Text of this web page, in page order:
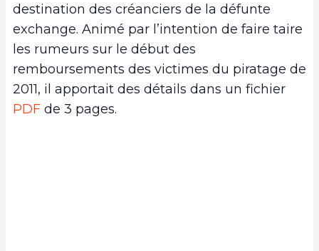
destination des créanciers de la défunte
exchange. Animé par l’intention de faire taire
les rumeurs sur le début des
remboursements des victimes du piratage de
2011, il apportait des détails dans un fichier
PDF de 3 pages.